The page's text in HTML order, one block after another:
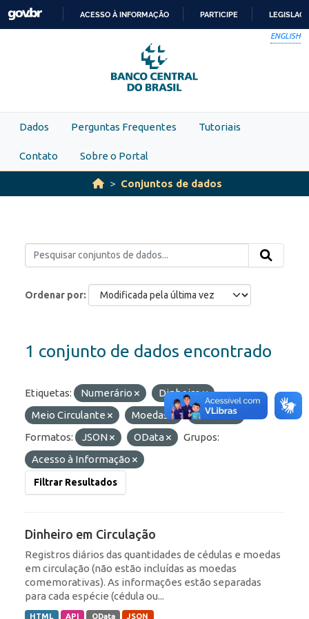
Skip to main content
PARA
O
CONTEÚDO
ACESSO À INFORMAÇÃO PARTICIPE
ENGLISH
Dados Perguntas Frequentes Tutoriais
Contato Sobre o Portal
Conjuntos de dados
Ordenar por
1 conjunto de dados encontrado
Etiquetas: Numerário
Dinheiro
Meio Circulante
Moedas
Cédulas
Formatos:
JSON OData
Grupos:
Acesso à Informação
Filtrar Resultados
Dinheiro em Circulação
Registros diários das quantidades de cédulas e moedas
em circulação (não estão incluídas as moedas
comemorativas). As informações estão separadas
para cada espécie (cédula ou...
HTML API OData JSON